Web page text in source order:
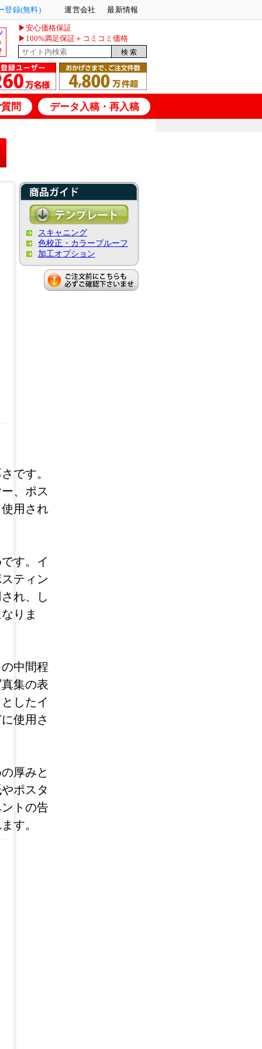
登録(無料) 運営会社 最新情報
▶安心価格保証
▶100%満足保証＋コミコミ価格
問 データ入稿・再入稿
です。
、ポス
用され
す。イ
ティン
れ、し
りま
中間程
集の表
したイ
使用さ
厚みと
ポスタ
トの告
す。
スキャニング
色校正・カラープルーフ
加工オプション